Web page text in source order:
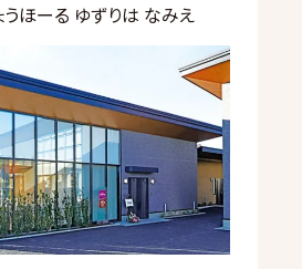
うほーる ゆずりは なみえ